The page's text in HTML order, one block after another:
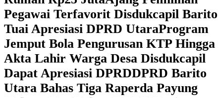
Pegawai Terfavorit Disdukcapil Barito
Tuai Apresiasi DPRD UtaraProgram
Jemput Bola Pengurusan KTP Hingga
Akta Lahir Warga Desa Disdukcapil
Dapat Apresiasi DPRDDPRD Barito
Utara Bahas Tiga Raperda Payung